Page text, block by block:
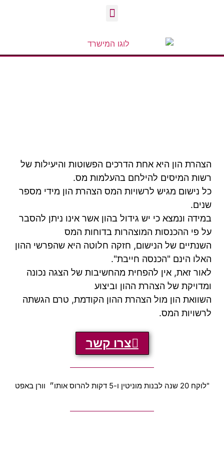
הצהרת הון היא אחת הדרכים הפשוטות והיעילות של
רשות המיסים להילחם בהעלמות מס.
כל נישום מגיש לרשויות המס הצהרת הון מידי מספר
שנים.
במידה ונמצא כי יש גידול בהון אשר אינו ניתן להסבר
על פי ההכנסות המוצהרות בדוחות המס
השנתיים של הנישום, חזקה חלוטה היא שהפרשי ההון
האלו הינם "הכנסה חייבת".
לאור זאת, אין להפחית מהחשיבות של הצגה נכונה
ומדויקת של הצהרת ההון וביצוע
השוואת הון מול הצהרת ההון הקודמת, טרם הגשתה
לרשויות המס.
צרו קשר
"לוקח 20 שנה לבנות מוניטין ו-5 דקות להרוס אותו״ וורן באפט